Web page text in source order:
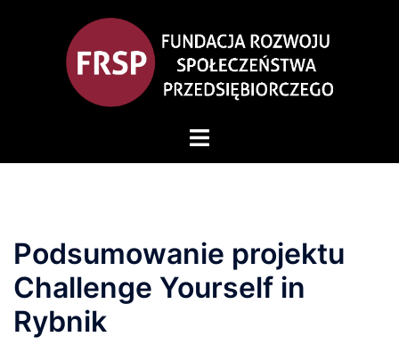
Przełącz
Podsumowanie projektu
Challenge Yourself in
Rybnik